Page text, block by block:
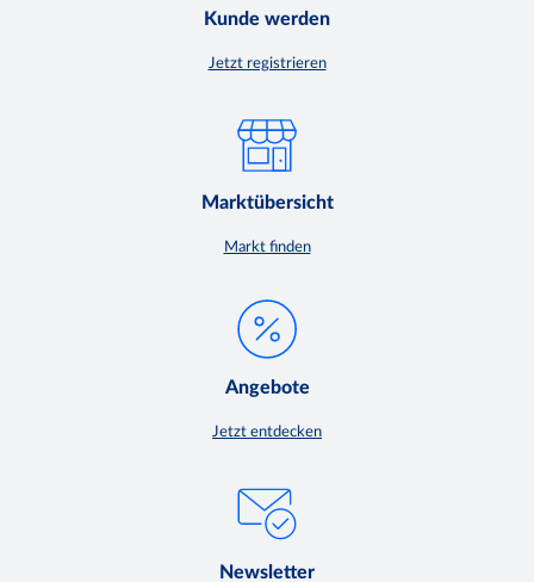
Kunde werden
Jetzt registrieren
Marktübersicht
Markt finden
Angebote
Jetzt entdecken
Newsletter